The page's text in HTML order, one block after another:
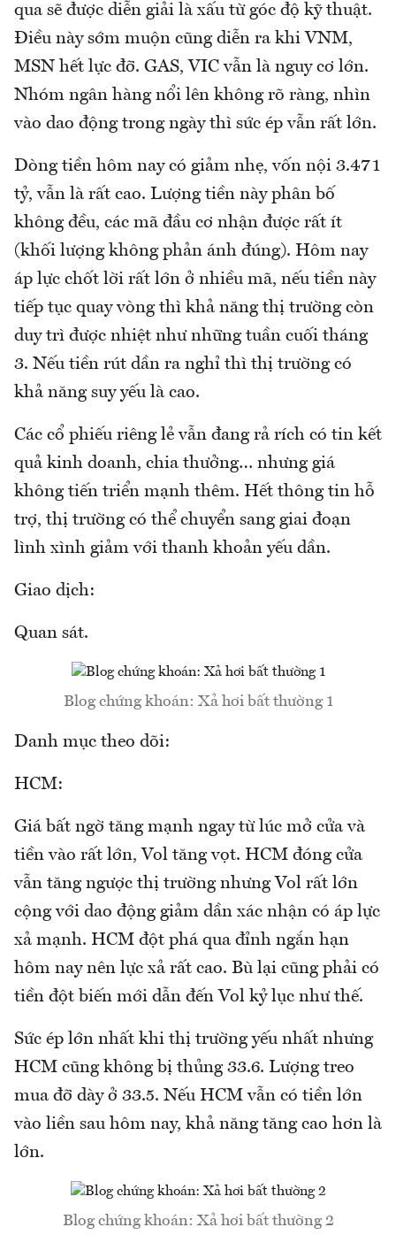
qua sẽ được diễn giải là xấu từ góc độ kỹ thuật.
Điều này sớm muộn cũng diễn ra khi VNM,
MSN hết lực đỡ. GAS, VIC vẫn là nguy cơ lớn.
Nhóm ngân hàng nổi lên không rõ ràng, nhìn
vào dao động trong ngày thì sức ép vẫn rất lớn.
Dòng tiền hôm nay có giảm nhẹ, vốn nội 3.471
tỷ, vẫn là rất cao. Lượng tiền này phân bố
không đều, các mã đầu cơ nhận được rất ít
(khối lượng không phản ánh đúng). Hôm nay
áp lực chốt lời rất lớn ở nhiều mã, nếu tiền này
tiếp tục quay vòng thì khả năng thị trường còn
duy trì được nhiệt như những tuần cuối tháng
3. Nếu tiền rút dần ra nghỉ thì thị trường có
khả năng suy yếu là cao.
Các cổ phiếu riêng lẻ vẫn đang rả rích có tin kết
quả kinh doanh, chia thưởng… nhưng giá
không tiến triển mạnh thêm. Hết thông tin hỗ
trợ, thị trường có thể chuyển sang giai đoạn
lình xình giảm với thanh khoản yếu dần.
Giao dịch:
Quan sát.
Blog chứng khoán: Xả hơi bất thường 1
Danh mục theo dõi:
HCM:
Giá bất ngờ tăng mạnh ngay từ lúc mở cửa và
tiền vào rất lớn, Vol tăng vọt. HCM đóng cửa
vẫn tăng ngược thị trường nhưng Vol rất lớn
cộng với dao động giảm dần xác nhận có áp lực
xả mạnh. HCM đột phá qua đỉnh ngắn hạn
hôm nay nên lực xả rất cao. Bù lại cũng phải có
tiền đột biến mới dẫn đến Vol kỷ lục như thế.
Sức ép lớn nhất khi thị trường yếu nhất nhưng
HCM cũng không bị thủng 33.6. Lượng treo
mua đỡ dày ở 33.5. Nếu HCM vẫn có tiền lớn
vào liền sau hôm nay, khả năng tăng cao hơn là
lớn.
Blog chứng khoán: Xả hơi bất thường 2